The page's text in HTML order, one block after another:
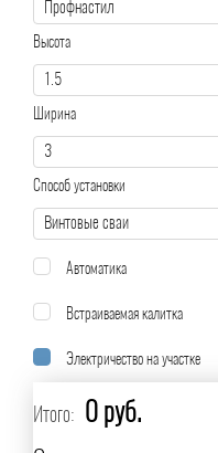
Высота
Ширина
Способ установки
Автоматика
Встраиваемая калитка
Электричество на участке
Итого: 0 руб.